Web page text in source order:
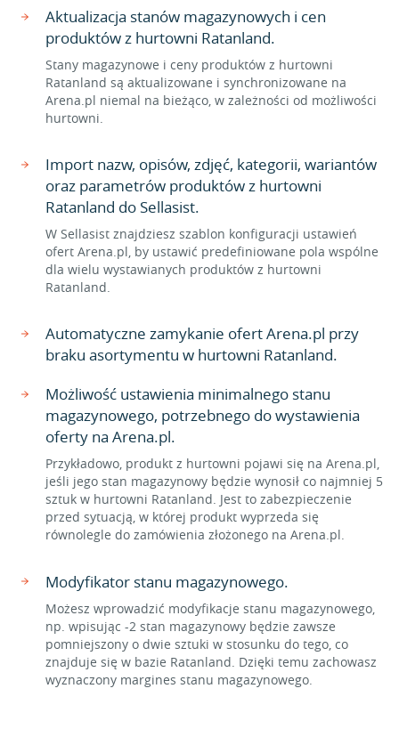
Aktualizacja stanów magazynowych i cen
produktów z hurtowni Ratanland.
Stany magazynowe i ceny produktów z hurtowni
Ratanland są aktualizowane i synchronizowane na
Arena.pl niemal na bieżąco, w zależności od możliwości
hurtowni.
Import nazw, opisów, zdjęć, kategorii, wariantów
oraz parametrów produktów z hurtowni
Ratanland do Sellasist.
W Sellasist znajdziesz szablon konfiguracji ustawień
ofert Arena.pl, by ustawić predefiniowane pola wspólne
dla wielu wystawianych produktów z hurtowni
Ratanland.
Automatyczne zamykanie ofert Arena.pl przy
braku asortymentu w hurtowni Ratanland.
Możliwość ustawienia minimalnego stanu
magazynowego, potrzebnego do wystawienia
oferty na Arena.pl.
Przykładowo, produkt z hurtowni pojawi się na Arena.pl,
jeśli jego stan magazynowy będzie wynosił co najmniej 5
sztuk w hurtowni Ratanland. Jest to zabezpieczenie
przed sytuacją, w której produkt wyprzeda się
równolegle do zamówienia złożonego na Arena.pl.
Modyfikator stanu magazynowego.
Możesz wprowadzić modyfikacje stanu magazynowego,
np. wpisując -2 stan magazynowy będzie zawsze
pomniejszony o dwie sztuki w stosunku do tego, co
znajduje się w bazie Ratanland. Dzięki temu zachowasz
wyznaczony margines stanu magazynowego.